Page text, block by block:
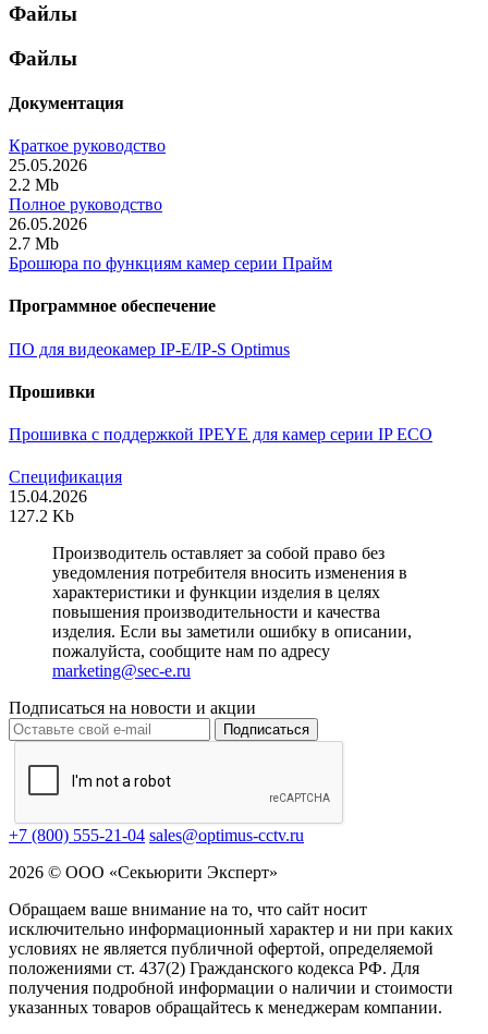
Файлы
Файлы
Документация
Краткое руководство
25.05.2026
2.2 Mb
Полное руководство
26.05.2026
2.7 Mb
Брошюра по функциям камер серии Прайм
Программное обеспечение
ПО для видеокамер IP-E/IP-S Optimus
Прошивки
Прошивка с поддержкой IPEYE для камер серии IP ECO
Спецификация
15.04.2026
127.2 Kb
Производитель оставляет за собой право без
уведомления потребителя вносить изменения в
характеристики и функции изделия в целях
повышения производительности и качества
изделия. Если вы заметили ошибку в описании,
пожалуйста, сообщите нам по адресу
marketing@sec-e.ru
Подписаться на новости и акции
Подписаться
+7 (800) 555-21-04 sales@optimus-cctv.ru
2026 © ООО «Секьюрити Эксперт»
Обращаем ваше внимание на то, что сайт носит
исключительно информационный характер и ни при каких
условиях не является публичной офертой, определяемой
положениями ст. 437(2) Гражданского кодекса РФ. Для
получения подробной информации о наличии и стоимости
указанных товаров обращайтесь к менеджерам компании.